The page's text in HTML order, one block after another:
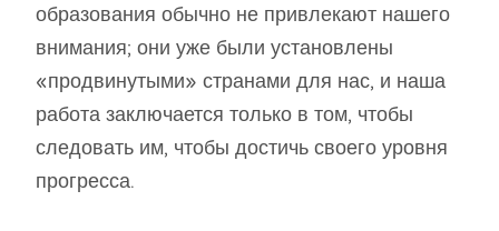
образования обычно не привлекают нашего
внимания; они уже были установлены
«продвинутыми» странами для нас, и наша
работа заключается только в том, чтобы
следовать им, чтобы достичь своего уровня
прогресса.